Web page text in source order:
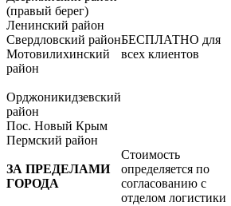
(правый берег)
Ленинский район
Свердловский район
Мотовилихинский
район
Орджоникидзевский
район
Пос. Новый Крым
Пермский район
БЕСПЛАТНО для
всех клиентов
ЗА ПРЕДЕЛАМИ
ГОРОДА
Стоимость
определяется по
согласованию с
отделом логистики